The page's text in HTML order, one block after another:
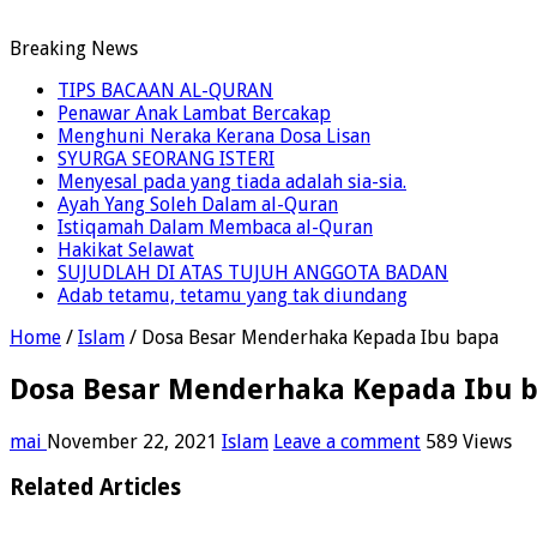
Breaking News
TIPS BACAAN AL-QURAN
Penawar Anak Lambat Bercakap
Menghuni Neraka Kerana Dosa Lisan
SYURGA SEORANG ISTERI
Menyesal pada yang tiada adalah sia-sia.
Ayah Yang Soleh Dalam al-Quran
Istiqamah Dalam Membaca al-Quran
Hakikat Selawat
SUJUDLAH DI ATAS TUJUH ANGGOTA BADAN
Adab tetamu, tetamu yang tak diundang
Home / Islam / Dosa Besar Menderhaka Kepada Ibu bapa
Dosa Besar Menderhaka Kepada Ibu
mai November 22, 2021 Islam Leave a comment 589 Views
Related Articles